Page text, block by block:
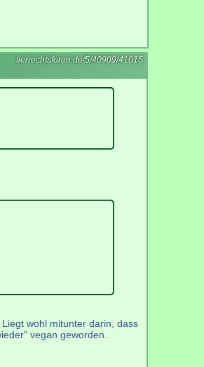
tierrechtsforen.de/5/40909/41015
wohl mitunter darin, dass
vegan geworden.